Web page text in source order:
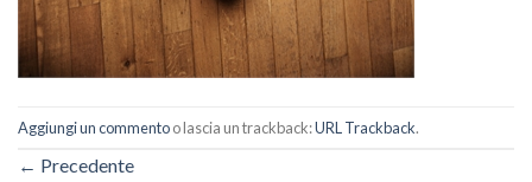
Aggiungi un commentoo lascia un trackback:URL Trackback.
← Precedente